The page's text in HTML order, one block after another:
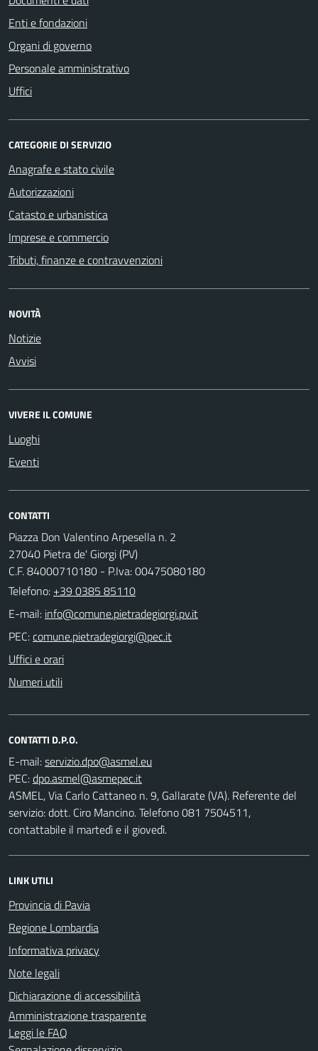
Enti e fondazioni
Organi di governo
Personale amministrativo
Uffici
CATEGORIE DI SERVIZIO
Anagrafe e stato civile
Autorizzazioni
Catasto e urbanistica
Imprese e commercio
Tributi, finanze e contravvenzioni
NOVITÀ
Notizie
Avvisi
VIVERE IL COMUNE
Luoghi
Eventi
CONTATTI
Piazza Don Valentino Arpesella n. 2
27040 Pietra de' Giorgi (PV)
C.F. 84000710180 - P.Iva: 00475080180
Telefono: +39 0385 85110
E-mail:
PEC:
Uffici e orari
Numeri utili
CONTATTI D.P.O.
E-mail:
PEC:
ASMEL, Via Carlo Cattaneo n. 9, Gallarate (VA). Referente del
servizio: dott. Ciro Mancino. Telefono 081 7504511,
contattabile il martedì e il giovedì.
LINK UTILI
Provincia di Pavia
Regione Lombardia
Informativa privacy
Note legali
Dichiarazione di accessibilità
Amministrazione trasparente
Leggi le FAQ